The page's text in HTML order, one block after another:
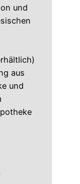
und
aus
und